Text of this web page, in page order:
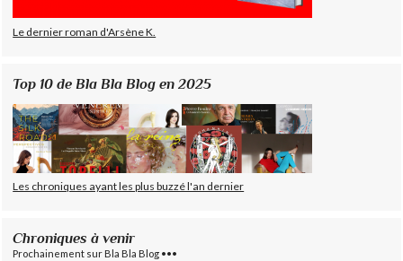
Le dernier roman d'Arsène K.
Top 10 de Bla Bla Blog en 2025
Les chroniques ayant les plus buzzé l'an dernier
Chroniques à venir
Prochainement sur Bla Bla Blog •••